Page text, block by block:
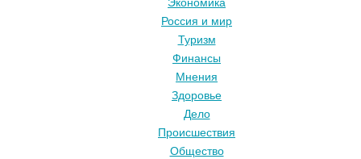
Россия и мир
Туризм
Финансы
Мнения
Здоровье
Дело
Происшествия
Общество